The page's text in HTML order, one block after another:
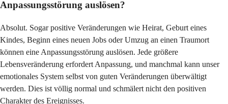
Anpassungsstörung auslösen?
Absolut. Sogar positive Veränderungen wie Heirat, Geburt eines
Kindes, Beginn eines neuen Jobs oder Umzug an einen Traumort
können eine Anpassungsstörung auslösen. Jede größere
Lebensveränderung erfordert Anpassung, und manchmal kann unser
emotionales System selbst von guten Veränderungen überwältigt
werden. Dies ist völlig normal und schmälert nicht den positiven
Charakter des Ereignisses.